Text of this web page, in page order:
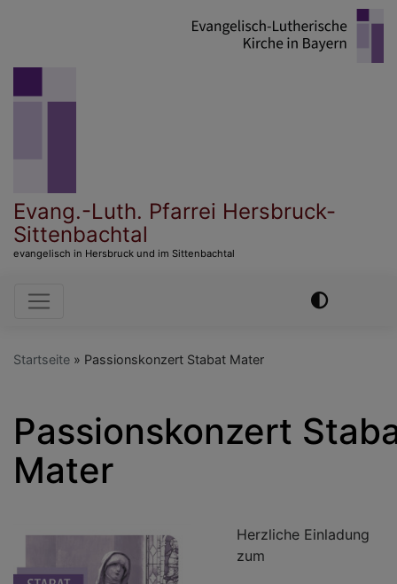
Evang.-Luth. Pfarrei Hersbruck-
Sittenbachtal
evangelisch in Hersbruck und im Sittenbachtal
Hauptnavigation
Startseite Passionskonzert Stabat Mater
Passionskonzert
Mater
Herzliche Einladung
zum